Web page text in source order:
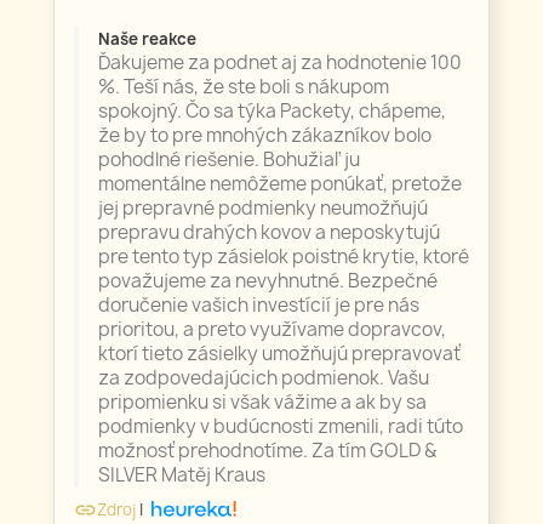
Naše reakce
Ďakujeme za podnet aj za hodnotenie 100
%. Teší nás, že ste boli s nákupom
spokojný. Čo sa týka Packety, chápeme,
že by to pre mnohých zákazníkov bolo
pohodlné riešenie. Bohužiaľ ju
momentálne nemôžeme ponúkať, pretože
jej prepravné podmienky neumožňujú
prepravu drahých kovov a neposkytujú
pre tento typ zásielok poistné krytie, ktoré
považujeme za nevyhnutné. Bezpečné
doručenie vašich investícií je pre nás
prioritou, a preto využívame dopravcov,
ktorí tieto zásielky umožňujú prepravovať
za zodpovedajúcich podmienok. Vašu
pripomienku si však vážime a ak by sa
podmienky v budúcnosti zmenili, radi túto
možnosť prehodnotíme. Za tím GOLD &
SILVER Matěj Kraus
linkZdroj |